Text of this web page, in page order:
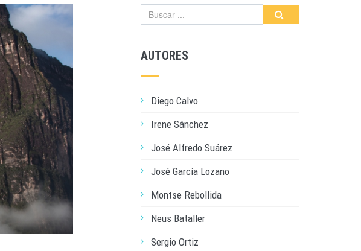
AUTORES
Diego Calvo
Irene Sánchez
José Alfredo Suárez
José García Lozano
Montse Rebollida
Neus Bataller
Sergio Ortiz